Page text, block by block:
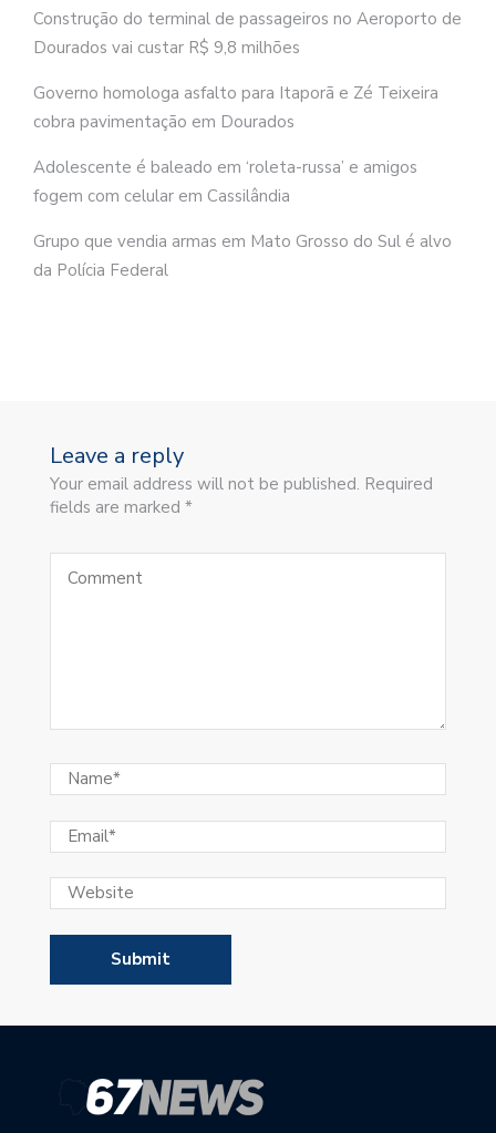
Construção do terminal de passageiros no Aeroporto de
Dourados vai custar R$ 9,8 milhões
Governo homologa asfalto para Itaporã e Zé Teixeira
cobra pavimentação em Dourados
Adolescente é baleado em ‘roleta-russa’ e amigos
fogem com celular em Cassilândia
Grupo que vendia armas em Mato Grosso do Sul é alvo
da Polícia Federal
Leave a reply
Your email address will not be published. Required
fields are marked *